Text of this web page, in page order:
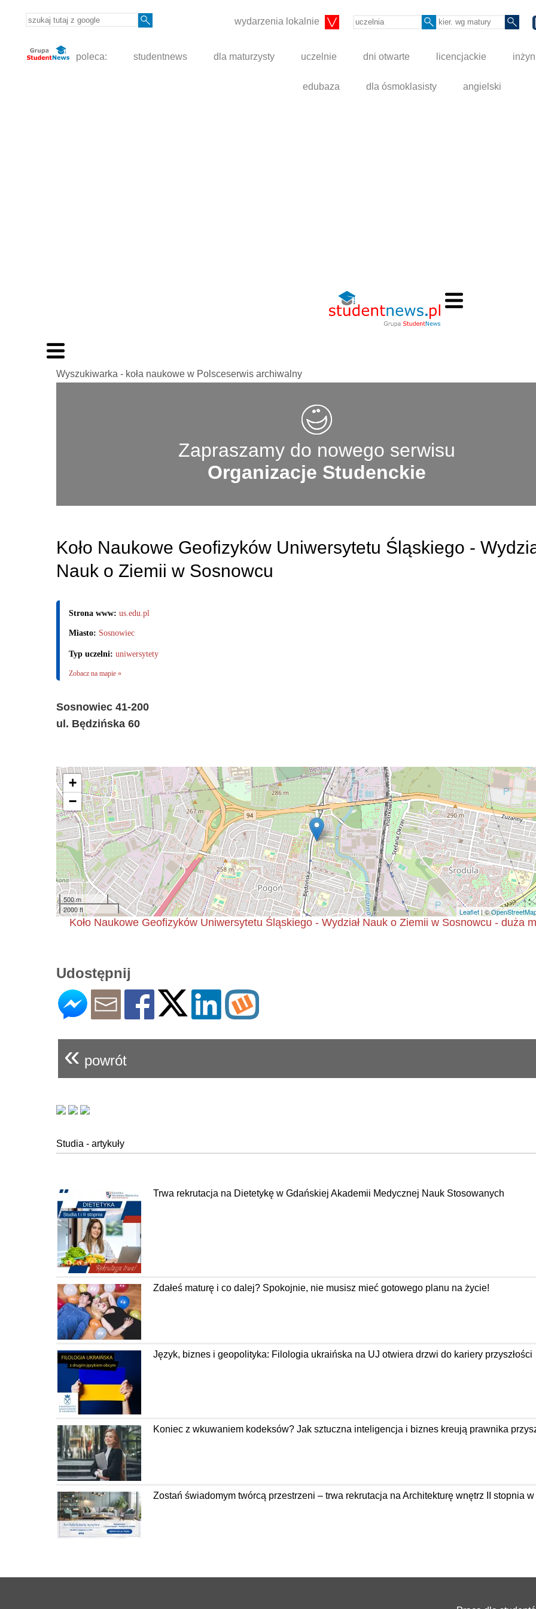
wydarzenia lokalnie
poleca: studentnews dla maturzysty uczelnie dni otwarte licencjackie
edubaza dla ósmoklasisty angielski
Wyszukiwarka - koła naukowe w Polsceserwis archiwalny
Zapraszamy do nowego serwisu
Organizacje Studenckie
Koło Naukowe Geofizyków Uniwersytetu Śląskiego -
Nauk o Ziemii w Sosnowcu
Strona www: us.edu.pl
Miasto: Sosnowiec
Typ uczelni: uniwersytety
Zobacz na mapie »
Sosnowiec 41-200
ul. Będzińska 60
+
−
500 m
2000 ft
Leaflet| ©
Koło Naukowe Geofizyków Uniwersytetu Śląskiego - Wydział Nauk o Ziemii w Sosnowcu - duża
Udostępnij
« powrót
Studia - artykuły
Trwa rekrutacja na Dietetykę w Gdańskiej Akademii Medycznej Nauk Stosowanych
Zdałeś maturę i co dalej? Spokojnie, nie musisz mieć gotowego planu na życie!
Język, biznes i geopolityka: Filologia ukraińska na UJ otwiera drzwi do kariery przyszłości
Koniec z wkuwaniem kodeksów? Jak sztuczna inteligencja i biznes kreują prawnika
Zostań świadomym twórcą przestrzeni – trwa rekrutacja na Architekturę wnętrz II stopnia